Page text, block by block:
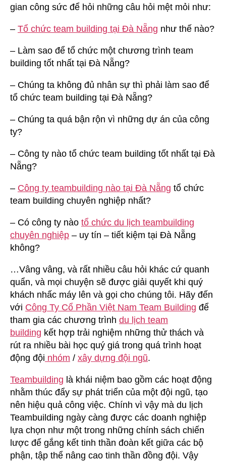
gian công sức để hỏi những câu hỏi mệt mỏi như:
– Tổ chức team building tại Đà Nẵng như thế nào?
– Làm sao để tổ chức một chương trình team
building tốt nhất tại Đà Nẵng?
– Chúng ta không đủ nhân sự thì phải làm sao để
tổ chức team building tại Đà Nẵng?
– Chúng ta quá bận rộn vì những dự án của công
ty?
– Công ty nào tổ chức team building tốt nhất tại Đà
Nẵng?
– Công ty teambuilding nào tại Đà Nẵng tổ chức
team building chuyên nghiệp nhất?
– Có công ty nào tổ chức du lịch teambuilding
chuyên nghiệp – uy tín – tiết kiệm tại Đà Nẵng
không?
…Vâng vâng, và rất nhiều câu hỏi khác cứ quanh
quẩn, và mọi chuyện sẽ được giải quyết khi quý
khách nhấc máy lên và gọi cho chúng tôi. Hãy đến
với Công Ty Cổ Phần Việt Nam Team Building để
tham gia các chương trình du lịch team
building kết hợp trải nghiệm những thử thách và
rút ra nhiều bài học quý giá trong quá trình hoạt
động đội nhóm / xây dựng đội ngũ.
Teambuilding là khái niệm bao gồm các hoạt động
nhằm thúc đẩy sự phát triển của một đội ngũ, tạo
nên hiệu quả công việc. Chính vì vậy mà du lịch
Teambuilding ngày càng được các doanh nghiệp
lựa chọn như một trong những chính sách chiến
lược để gắng kết tinh thần đoàn kết giữa các bộ
phận, tập thể nâng cao tinh thần đồng đội. Vậy